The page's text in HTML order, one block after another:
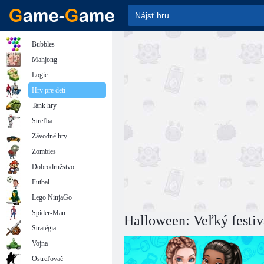
Halloween: Veľký
Bubbles
Mahjong
Logic
Hry pre deti
Tank hry
Streľba
Závodné hry
Zombies
Dobrodružstvo
Futbal
Lego NinjaGo
Spider-Man
Stratégia
Vojna
Ostreľovač